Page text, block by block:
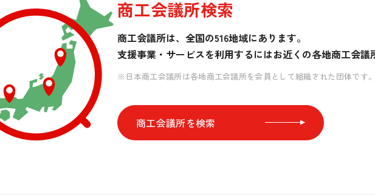
商工会議所検索
商工会議所は、全国の516地域にあります。
支援事業・サービスを利用するにはお近くの各地商工会議
※日本商工会議所は各地商工会議所を会員として組織された団体です。
商工会議所を検索